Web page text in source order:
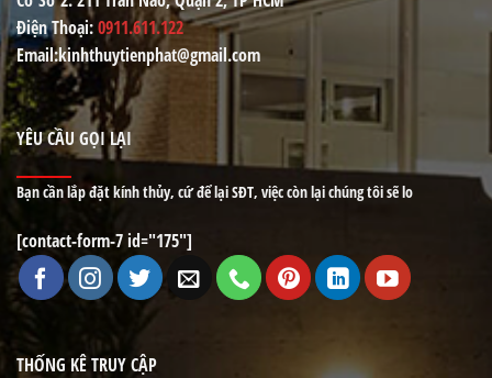
Điện Thoại:0911.611.122
Email:kinhthuytienphat@gmail.com
YÊU CẦU GỌI LẠI
Bạn cần lắp đặt kính thủy, cứ để lại SĐT, việc còn lại chúng tôi sẽ lo
[contact-form-7 id="175"]
THỐNG KÊ TRUY CẬP